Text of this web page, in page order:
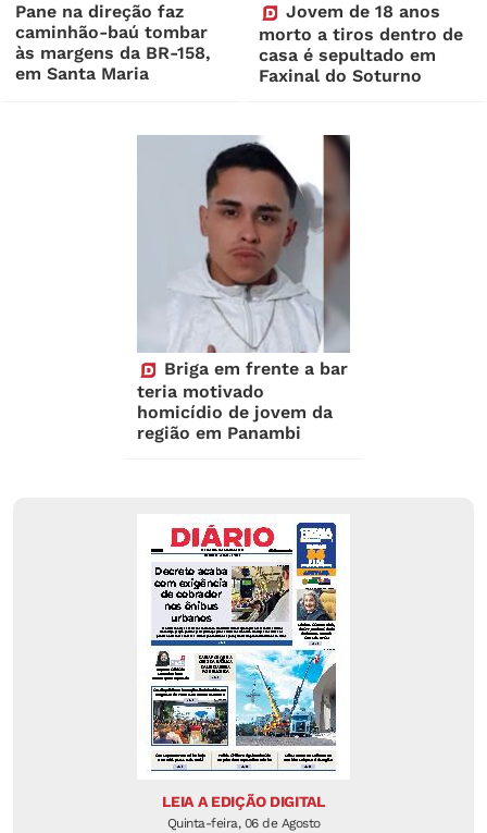
Pane na direção faz
caminhão-baú tombar
às margens da BR-158,
em Santa Maria
Jovem de 18 anos
morto a tiros dentro de
casa é sepultado em
Faxinal do Soturno
Briga em frente a bar
teria motivado
homicídio de jovem da
região em Panambi
LEIA A EDIÇÃO DIGITAL
Quinta-feira, 06 de Agosto